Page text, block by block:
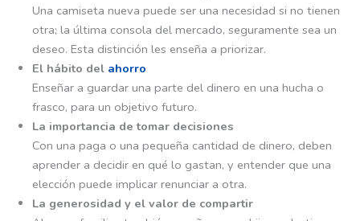
Una camiseta nueva puede ser una necesidad si no tienen
otra; la última consola del mercado, seguramente sea un
deseo. Esta distinción les enseña a priorizar.
El hábito del ahorro
Enseñar a guardar una parte del dinero en una hucha o
frasco, para un objetivo futuro.
La importancia de tomar decisiones
Con una paga o una pequeña cantidad de dinero, deben
aprender a decidir en qué lo gastan, y entender que una
elección puede implicar renunciar a otra.
La generosidad y el valor de compartir